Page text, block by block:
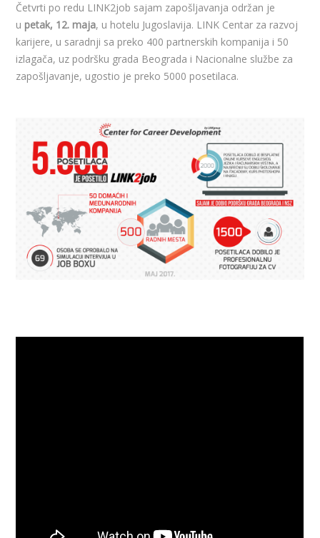
Četvrti po redu LINK2job sajam zapošljavanja​ održan je
u petak, 12. maja​, u hotelu Jugoslavija. LINK Centar za razvoj
karijere​, u saradnji sa preko 400 partnerskih kompanija i 50
izlagača, uz podršku grada Beograda i Nacionalne službe za
zapošljavanje, ugostio je preko 5000 posetilaca.